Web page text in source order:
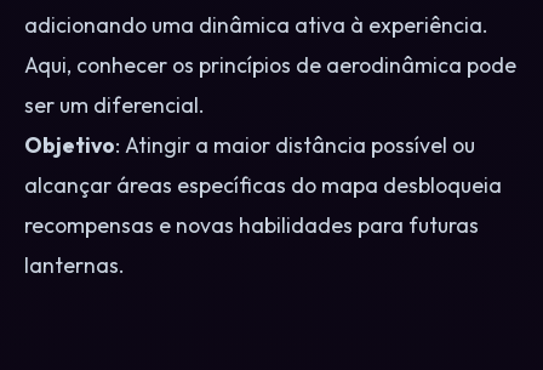
adicionando uma dinâmica ativa à experiência.
Aqui, conhecer os princípios de aerodinâmica pode
ser um diferencial.
Objetivo: Atingir a maior distância possível ou
alcançar áreas específicas do mapa desbloqueia
recompensas e novas habilidades para futuras
lanternas.